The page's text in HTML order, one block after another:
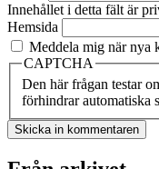
Innehållet i detta fält är
Hemsida
Meddela mig när nya
CAPTCHA
Den här frågan testar
förhindrar automatiska